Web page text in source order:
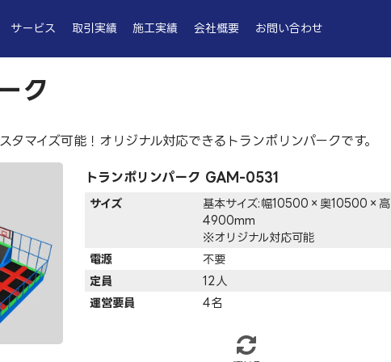
サービス 取引実績 施工実績 会社概要 お問い合わせ
ク
タマイズ可能！オリジナル対応できるトランポリンパークです。
トランポリンパーク GAM-0531
サイズ
基本サイズ:幅10500×奥10500×高
4900mm
※オリジナル対応可能
電源
不要
定員
12人
運営要員
4名